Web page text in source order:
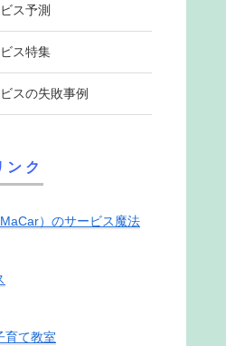
ス予測
ス特集
スの失敗事例
ンク
）のサービス魔法
育て教室